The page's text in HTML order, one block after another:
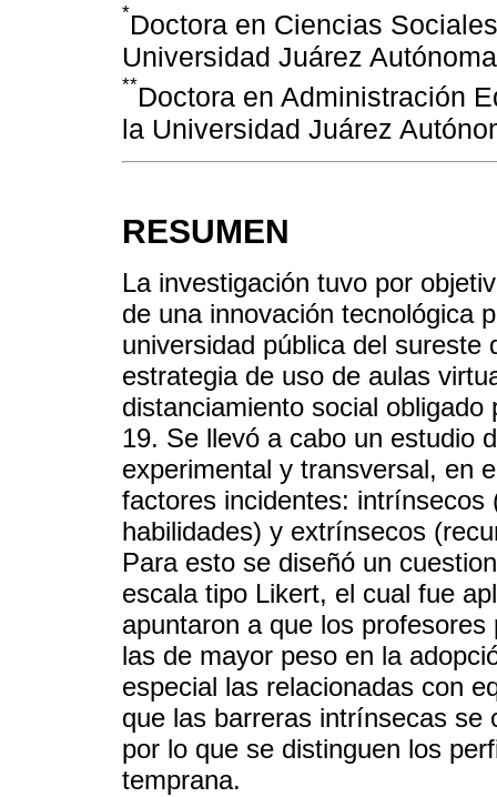
*Doctora en Ciencias
Universidad Juárez
**Doctora en Administración
la Universidad Juárez
RESUMEN
La investigación tuvo por
de una innovación tecnológica
universidad pública del
estrategia de uso de aulas
distanciamiento social
19. Se llevó a cabo un estudio
experimental y transversal, en
factores incidentes:
habilidades) y extrínsecos
Para esto se diseñó un
escala tipo Likert, el cual fue
apuntaron a que los
las de mayor peso en la
especial las relacionadas con
que las barreras intrínsecas se
por lo que se distinguen los
temprana.